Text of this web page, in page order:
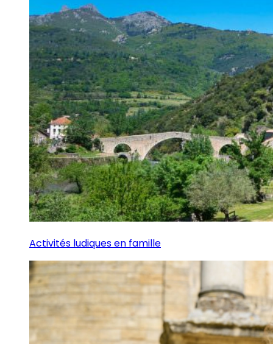
Activités ludiques en famille